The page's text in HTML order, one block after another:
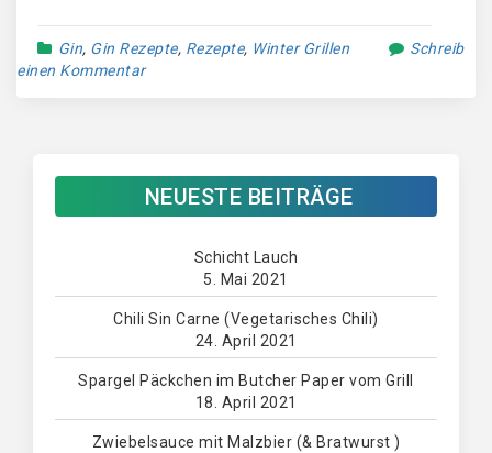
Gin, Gin Rezepte, Rezepte, Winter Grillen
Schreib
einen Kommentar
NEUESTE BEITRÄGE
Schicht Lauch
5. Mai 2021
Chili Sin Carne (Vegetarisches Chili)
24. April 2021
Spargel Päckchen im Butcher Paper vom Grill
18. April 2021
Zwiebelsauce mit Malzbier (& Bratwurst )